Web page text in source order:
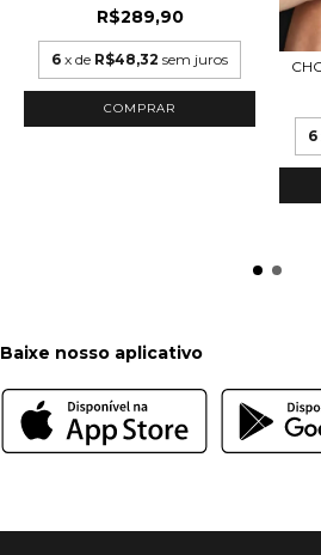
R$289,90
6 x de R$48,32 sem juros
COMPRAR
6
Baixe nosso aplicativo